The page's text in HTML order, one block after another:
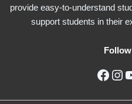
provide easy-to-understand
support students in their